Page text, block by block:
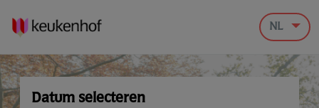
NL
Datum selecteren